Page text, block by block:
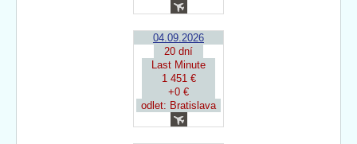
04.09.2026
20 dní
Last Minute
1 451 €
+0 €
odlet: Bratislava